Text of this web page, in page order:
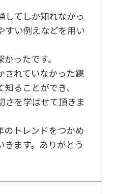
してしか知れなかっ
すい例えなどを用い
ったです。
されていなかった鏡
ることができ、
さを学ばせて頂きま
のトレンドをつかめ
きます。ありがとう